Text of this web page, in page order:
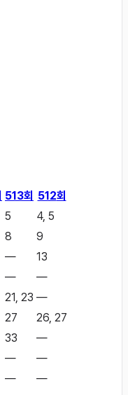
513회 512회
5
4, 5
8
9
—
13
—
—
21, 23 —
27
26, 27
33
—
—
—
— —